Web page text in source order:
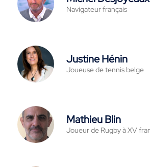
Navigateur français
Justine Hénin
Joueuse de tennis belge
Mathieu Blin
Joueur de Rugby à XV